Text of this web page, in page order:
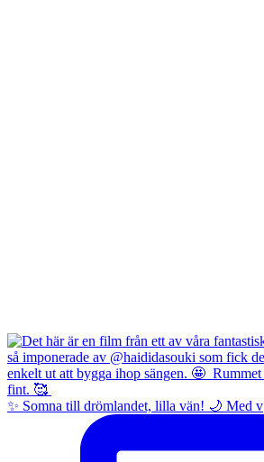
✨ Somna till drömlandet, lilla vän! 🌙 Med v